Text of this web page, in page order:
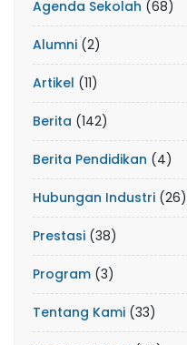
Agenda Sekolah (68)
Alumni (2)
Artikel (11)
Berita (142)
Berita Pendidikan (4)
Hubungan Industri (26)
Prestasi (38)
Program (3)
Tentang Kami (33)